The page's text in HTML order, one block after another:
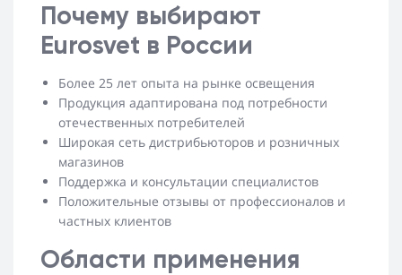
Почему выбирают
Eurosvet в России
Более 25 лет опыта на рынке освещения
Продукция адаптирована под потребности
отечественных потребителей
Широкая сеть дистрибьюторов и розничных
магазинов
Поддержка и консультации специалистов
Положительные отзывы от профессионалов и
частных клиентов
Области применения